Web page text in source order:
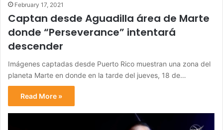
February 17, 2021
Captan desde Aguadilla área de Marte
donde “Perseverance” intentará
descender
Imágenes captadas desde Puerto Rico muestran una zona del
planeta Marte en donde en la tarde del jueves, 18 de…
Read More »